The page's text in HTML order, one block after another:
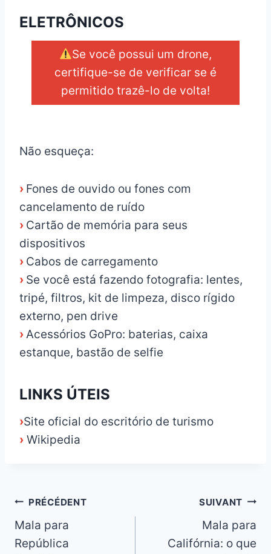
ELETRÔNICOS
Se você possui um drone,
certifique-se de verificar se é
permitido trazê-lo de volta!
Não esqueça:
› Fones de ouvido ou fones com
cancelamento de ruído
› Cartão de memória para seus
dispositivos
› Cabos de carregamento
› Se você está fazendo fotografia: lentes,
tripé, filtros, kit de limpeza, disco rígido
externo, pen drive
›Acessórios GoPro: baterias, caixa
estanque, bastão de selfie
LINKS ÚTEIS
›Site oficial do escritório de turismo
› Wikipedia
Navigation
de
PRÉCÉDENT
Mala para
República
SUIVANT
Mala para
Califórnia: o que